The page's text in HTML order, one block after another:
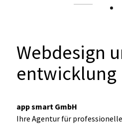
Webdesign
entwicklung
app smart GmbH
Ihre Agentur für